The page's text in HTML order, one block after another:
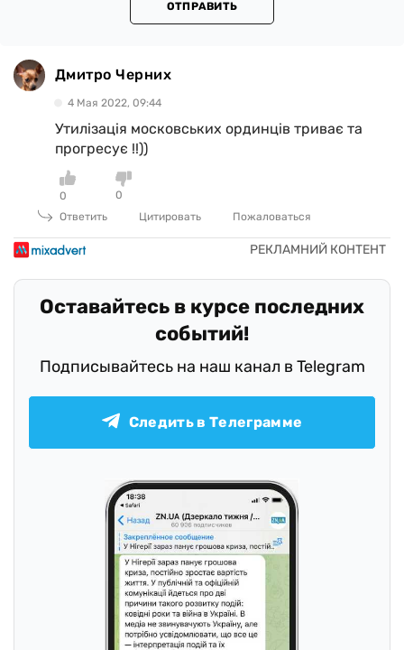
ОТПРАВИТЬ
Дмитро Черних
4 Мая 2022, 09:44
Утилізація московських ординців триває та
прогресує !!))
0
0
Ответить
Цитировать Пожаловаться
Оставайтесь в курсе последних
событий!
Подписывайтесь на наш канал в Telegram
Следить в Телеграмме